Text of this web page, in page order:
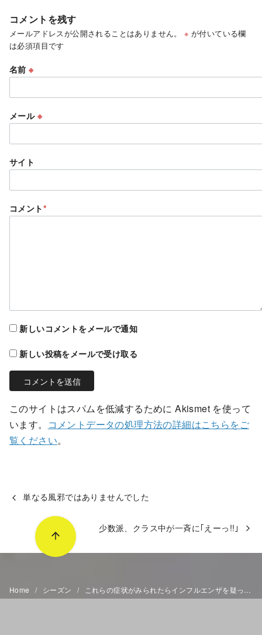
コメントを残す
メールアドレスが公開されることはありません。 ※ が付いている欄
は必須項目です
名前※
メール ※
サイト
コメント*
新しいコメントをメールで通知
新しい投稿をメールで受け取る
このサイトはスパムを低減するために Akismet を使って
います。
コメントデータの処理方法の詳細はこちらをご
覧ください。
単なる風邪ではありませんでした
少数派、クラス中が一斉に｢えーっ!!｣
Home シーズン これらの症状がみられたらインフルエンザを疑ってみてください